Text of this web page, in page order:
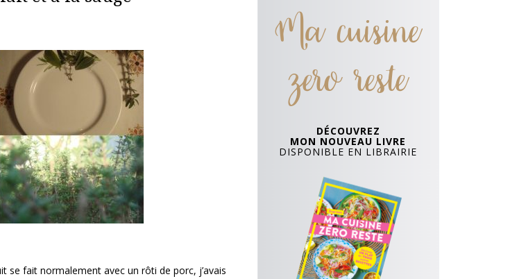
se fait normalement avec un rôti de porc, j’avais
Ma cuisine
zero reste
DÉCOUVREZ
MON NOUVEAU LIVRE
DISPONIBLE EN LIBRAIRIE